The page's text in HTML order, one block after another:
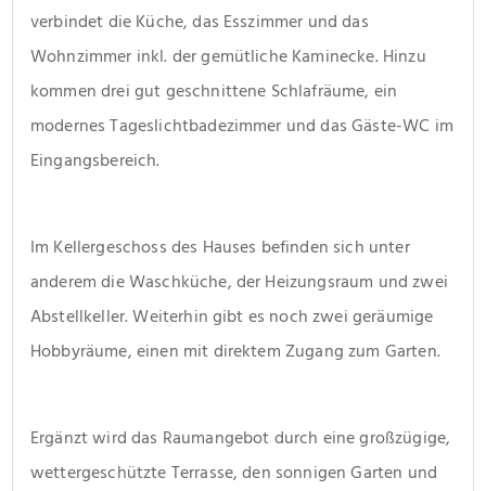
verbindet die Küche, das Esszimmer und das
Wohnzimmer inkl. der gemütliche Kaminecke. Hinzu
kommen drei gut geschnittene Schlafräume, ein
modernes Tageslichtbadezimmer und das Gäste-WC im
Eingangsbereich.
Im Kellergeschoss des Hauses befinden sich unter
anderem die Waschküche, der Heizungsraum und zwei
Abstellkeller. Weiterhin gibt es noch zwei geräumige
Hobbyräume, einen mit direktem Zugang zum Garten.
Ergänzt wird das Raumangebot durch eine großzügige,
wettergeschützte Terrasse, den sonnigen Garten und